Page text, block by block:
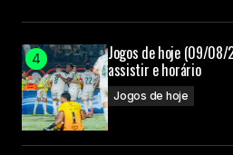
Jogos de hoje (09/08/
assistir e horário
Jogos de hoje